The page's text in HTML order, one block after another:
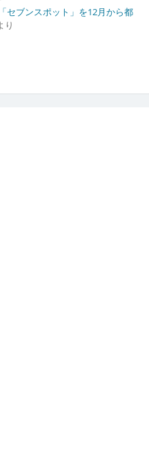
セブンスポット」を12月から都
り